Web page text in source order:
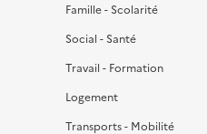
Famille - Scolarité
Social - Santé
Travail - Formation
Logement
Transports - Mobilité